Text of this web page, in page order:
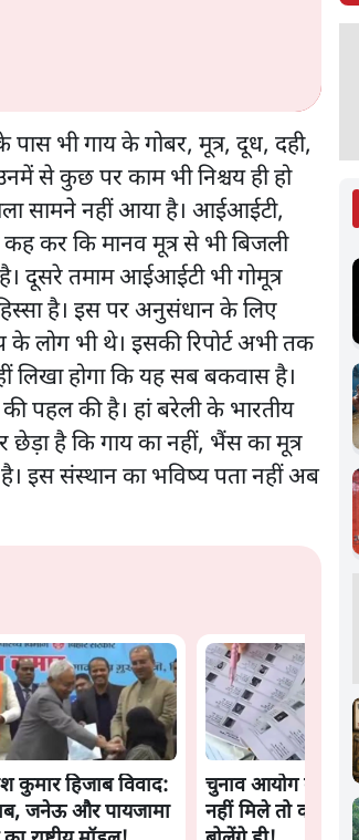
भी गाय के गोबर, मूत्र, दूध, दही,
से कुछ पर काम भी निश्चय ही हो
सामने नहीं आया है। आईआईटी,
कह कर कि मानव मूत्र से भी बिजली
है। दूसरे तमाम आईआईटी भी गोमूत्र
है। इस पर अनुसंधान के लिए
लोग भी थे। इसकी रिपोर्ट अभी तक
लिखा होगा कि यह सब बकवास है।
पहल की है। हां बरेली के भारतीय
है कि गाय का नहीं, भैंस का मूत्र
है। इस संस्थान का भविष्य पता नहीं अब
कुमार हिजाब विवाद:
जनेऊ और पायजामा
चुनाव आयोग को
नहीं मिले तो क्या,